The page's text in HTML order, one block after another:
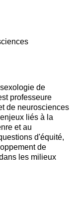
de
professeure
de neurosciences
liés à la
et au
d'équité,
de
les milieux